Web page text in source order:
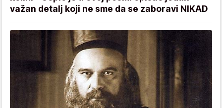
važan detalj koji ne sme da se zaboravi NIKAD